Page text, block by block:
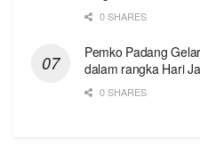
0 SHARES
Pemko Padang
dalam rangka Hari
0 SHARES